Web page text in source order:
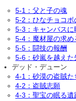
5-1：父と子の魂
5-2：ひなチョコボ
5-3：キャンバスに
5-4：魔材屋の求め
5-5：闘技の報酬
5-6：砂嵐を越えた
デッド・デューン
4-1：砂漠の盗賊た
4-2：盗賊志願
4-3：聖宝の眠る遺